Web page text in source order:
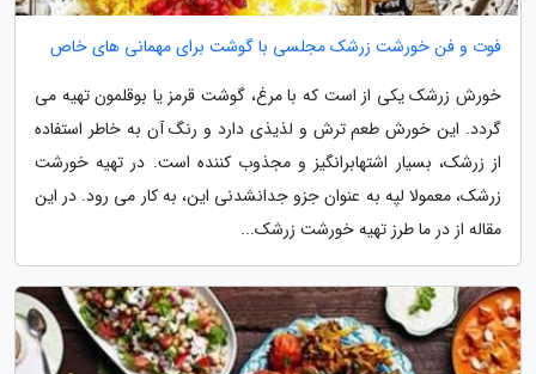
فوت و فن خورشت زرشک مجلسی با گوشت برای مهمانی های خاص
خورش زرشک یکی از است که با مرغ، گوشت قرمز یا بوقلمون تهیه می
گردد. این خورش طعم ترش و لذیذی دارد و رنگ آن به خاطر استفاده
از زرشک، بسیار اشتهابرانگیز و مجذوب کننده است. در تهیه خورشت
زرشک، معمولا لپه به عنوان جزو جدانشدنی این، به کار می رود. در این
مقاله از در ما طرز تهیه خورشت زرشک...